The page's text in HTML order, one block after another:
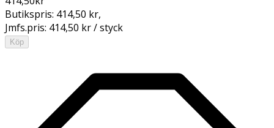
Butikspris: 414,50 kr,
Jmfs.pris: 414,50 kr / styck
Köp